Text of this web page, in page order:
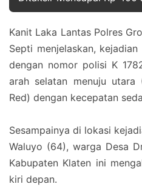
Kanit Laka Lantas Polres
Septi menjelaskan,
dengan nomor polisi K
arah selatan menuju utara
Red) dengan kecepatan
Sesampainya di lokasi
Waluyo (64), warga Desa
Kabupaten Klaten ini
kiri depan.